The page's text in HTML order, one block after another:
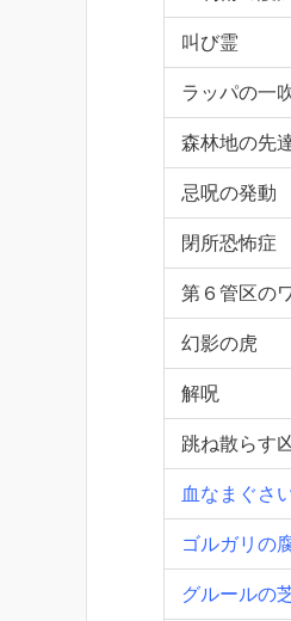
叫び霊
ラッパの一
森林地の先
忌呪の発動
閉所恐怖症
第６管区の
幻影の虎
解呪
跳ね散らす
血なまぐさ
ゴルガリの
グルールの